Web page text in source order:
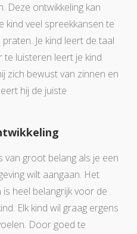
Deze ontwikkeling kan
veel spreekkansen te
Je kind leert de taal
luisteren leert je kind
zich bewust van zinnen en
hij de juiste
van groot belang als je een
wilt aangaan. Het
heel belangrijk voor de
Elk kind wil graag ergens
Door goed te